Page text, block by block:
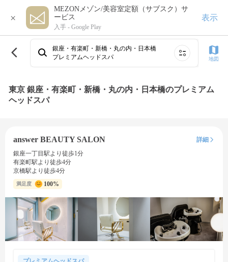
×
MEZONメゾン/美容室定額（サブスク）サ
ービス
入手 - Google Play
表示
銀座・有楽町・新橋・丸の内・日本橋
プレミアムヘッドスパ
地図
東京 銀座・有楽町・新橋・丸の内・日本橋のプレミアム
ヘッドスパ
answer BEAUTY SALON
詳細
銀座一丁目駅より徒歩1分
有楽町駅より徒歩4分
京橋駅より徒歩4分
満足度 100%